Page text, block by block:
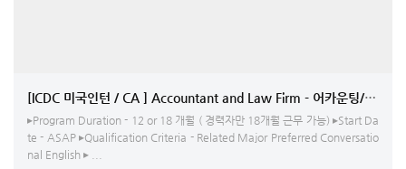
[ICDC 미국인턴 / CA ] Accountant and Law Firm - 어카운팅/영상 편
▸Program Duration - 12 or 18 개월 ( 경력자만 18개월 근무 가능) ▸Start Da
te - ASAP ▸Qualification Criteria - Related Major Preferred Conversatio
nal English ▸ ...